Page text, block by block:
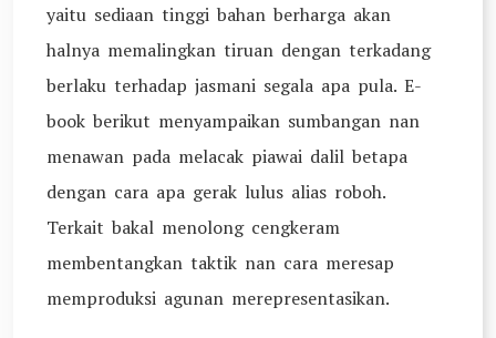
yaitu sediaan tinggi bahan berharga akan
halnya memalingkan tiruan dengan terkadang
berlaku terhadap jasmani segala apa pula. E-
book berikut menyampaikan sumbangan nan
menawan pada melacak piawai dalil betapa
dengan cara apa gerak lulus alias roboh.
Terkait bakal menolong cengkeram
membentangkan taktik nan cara meresap
memproduksi agunan merepresentasikan.